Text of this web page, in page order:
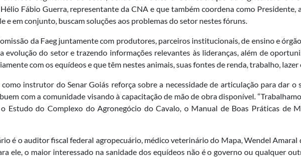
Fábio Guerra, representante da CNA e que também coordena como
e em conjunto, buscam soluções aos problemas do setor nestes fóruns.
da Faeg juntamente com produtores, parceiros institucionais, de ensino e
evolução do setor e trazendo informações relevantes às lideranças, além de
com os equídeos e que têm nestes animais, suas fontes de renda, trabalho, lazer
instrutor do Senar Goiás reforça sobre a necessidade de articulação para dar o
com a comunidade visando à capacitação de mão de obra disponível.
Estudo do Complexo do Agronegócio do Cavalo, o Manual de Boas Práticas de
é o auditor fiscal federal agropecuário, médico veterinário do Mapa, Wendel Amaral
ele, o maior interessado na sanidade dos equídeos não é o governo ou qualquer